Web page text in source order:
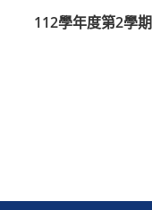
112學年度第2學